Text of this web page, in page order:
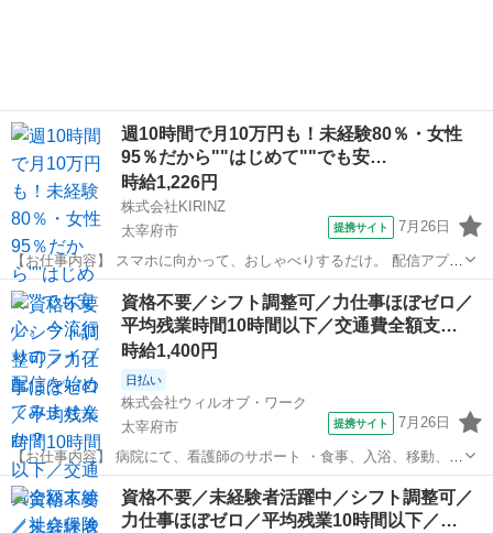
週10時間で月10万円も！未経験80％・女性
95％だから""はじめて""でも安…
時給1,226円
株式会社KIRINZ
太宰府市
提携サイト 7月26日
【お仕事内容】 スマホに向かって、おしゃべりするだけ。 配信アプリ
（17LIVE／Pococha／IRIAM など）でライブ配信するお仕事です。
——————————— 配信内容はぜんぶ自由
——————————— ・今日...
福岡 太宰府市 イベントスタッフ
資格不要／シフト調整可／力仕事ほぼゼロ／
平均残業時間10時間以下／交通費全額支…
時給1,400円
日払い
株式会社ウィルオブ・ワーク
太宰府市
提携サイト 7月26日
【お仕事内容】 病院にて、看護師のサポート ・食事、入浴、移動、排
泄などの身体介助 ・病室のシーツ交換、清掃、環境整備 ・事務作業の
補助業務 ・伝票やカルテの運搬 ・備品、器具の確認 など 「できるか
不安・・・」 という方...
福岡 太宰府市 その他
資格不要／未経験者活躍中／シフト調整可／
力仕事ほぼゼロ／平均残業10時間以下／…